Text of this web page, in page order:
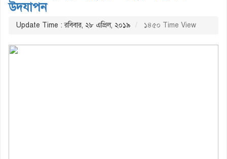
উদযাপন
Update Time : রবিবার, ২৮ এপ্রিল, ২০১৯ ১৪৫০ Time View